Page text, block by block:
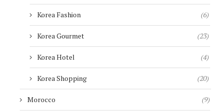
Korea Fashion (6)
Korea Gourmet (23)
Korea Hotel (4)
Korea Shopping (20)
Morocco (9)